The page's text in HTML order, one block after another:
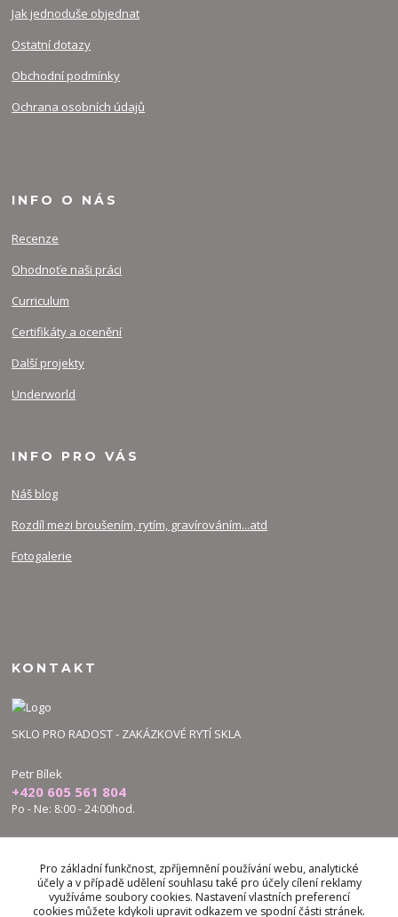
Jak jednoduše objednat
Ostatní dotazy
Obchodní podmínky
Ochrana osobních údajů
INFO O NÁS
Recenze
Ohodnoťe naši práci
Curriculum
Certifikáty a ocenění
Další projekty
Underworld
INFO PRO VÁS
Náš blog
Rozdíl mezi broušením, rytím, gravírováním...atd
Fotogalerie
KONTAKT
SKLO PRO RADOST - ZAKÁZKOVÉ RYTÍ SKLA
Petr Bílek
+420 605 561 804
Po - Ne: 8:00 - 24:00hod.
bilek.petr@skloproradost.cz
Pro základní funkčnost, zpříjemnění používání webu, analytické
účely a v případě udělení souhlasu také pro účely cílení reklamy
využíváme soubory cookies. Nastavení vlastních preferencí
cookies můžete kdykoli upravit odkazem ve spodní části stránek.